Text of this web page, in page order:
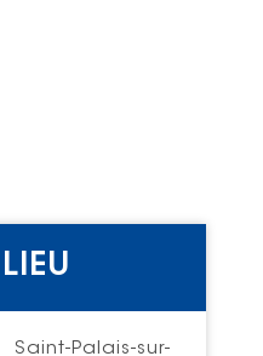
LIEU
Saint-Palais-sur-